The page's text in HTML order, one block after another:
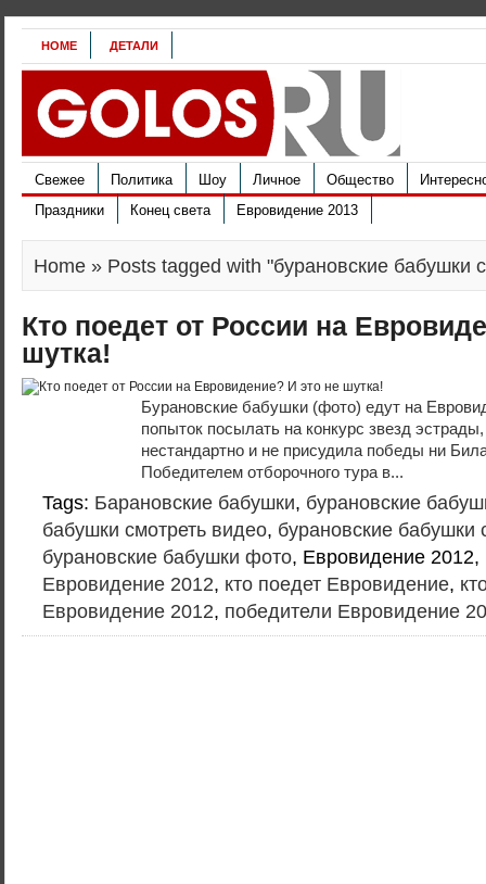
HOME ДЕТАЛИ
Свежее Политика Шоу Личное Общество
Праздники
Конец света Евровидение 2013
Home » Posts tagged with "бурановские бабушки
Кто поедет от России на
шутка!
Бурановские бабушки (фото) едут на
попыток посылать на конкурс звезд
нестандартно и не присудила победы ни
Победителем отборочного тура в...
Tags: Барановские бабушки, бурановские
бабушки смотреть видео, бурановские бабушки
бурановские бабушки фото, Евровидение 2012,
Евровидение 2012, кто поедет Евровидение,
Евровидение 2012, победители Евровидение